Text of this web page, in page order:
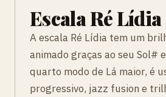
Escala Ré Lídia
A escala Ré Lídia tem um
animado graças ao seu Sol#
quarto modo de Lá maior, é
progressivo, jazz fusion e